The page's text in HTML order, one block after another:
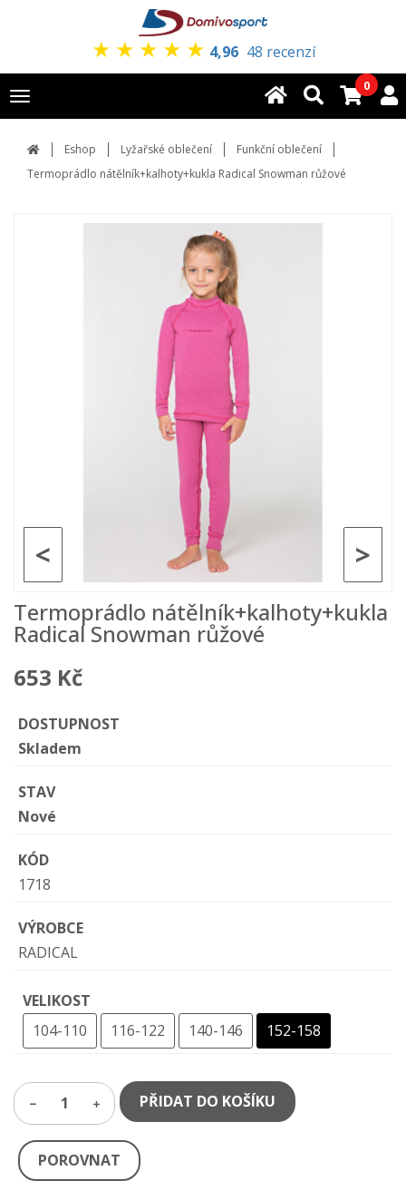
★ ★ ★ ★ ★ 4,96 48 recenzí
Toggle
navigation
0
Eshop Lyžařské oblečení
Funkční oblečení
Termoprádlo nátělník+kalhoty+kukla Radical Snowman růžové
>
<
Termoprádlo nátělník+kalhoty+kukla
Radical Snowman růžové
653 Kč
DOSTUPNOST
Skladem
STAV
Nové
KÓD
1718
VÝROBCE
RADICAL
VELIKOST
104-110
116-122 140-146 152-158
1 PŘIDAT DO KOŠÍKU
POROVNAT